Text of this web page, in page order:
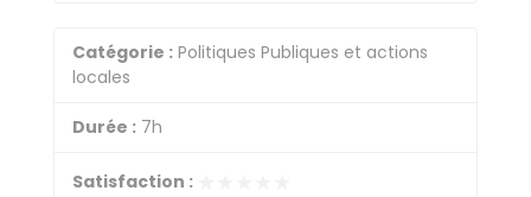
Catégorie : Politiques Publiques et actions
locales
Durée : 7h
Satisfaction :